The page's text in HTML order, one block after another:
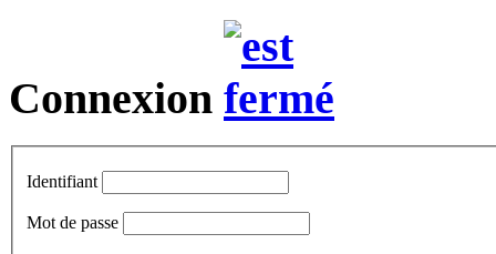
Connexion
Identifiant
Mot de passe